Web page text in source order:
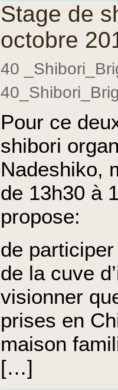
Stage de
octobre
40
Pour ce
shibori
Nadeshiko,
de 13h30 à
propose:
de
de la cuve
visionner
prises en
maison
[…]